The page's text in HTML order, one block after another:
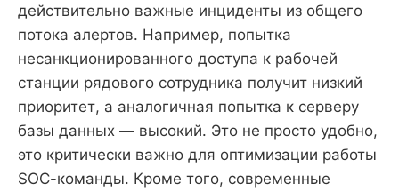
действительно важные инциденты из общего
потока алертов. Например, попытка
несанкционированного доступа к рабочей
станции рядового сотрудника получит низкий
приоритет, а аналогичная попытка к серверу
базы данных — высокий. Это не просто удобно,
это критически важно для оптимизации работы
SOC-команды. Кроме того, современные